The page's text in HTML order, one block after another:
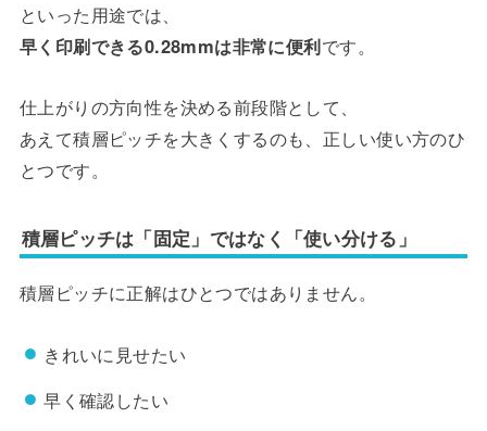
といった用途では、
早く印刷できる0.28mmは非常に便利です。
仕上がりの方向性を決める前段階として、
あえて積層ピッチを大きくするのも、正しい使い方のひ
とつです。
積層ピッチは「固定」ではなく「使い分ける」
積層ピッチに正解はひとつではありません。
きれいに見せたい
早く確認したい